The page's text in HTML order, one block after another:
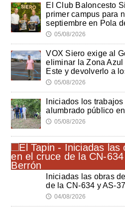
El Club Baloncesto
primer campus para
septiembre en Pola
🕔 05/08/2026
VOX Siero exige al
eliminar la Zona
Este y devolverlo a
🕔 05/08/2026
Iniciados los
alumbrado público
🕔 05/08/2026
Iniciadas las obras
de la CN-634 y AS-
🕔 04/08/2026